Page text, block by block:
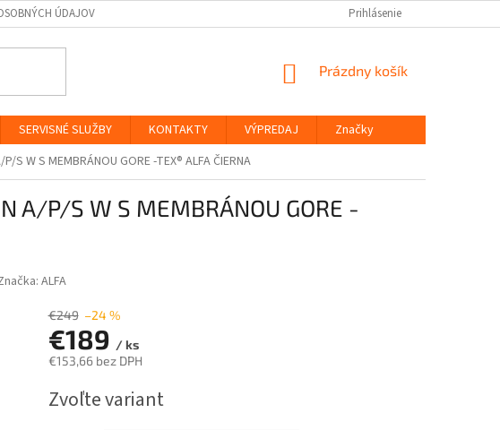
ÚDAJOV Prihlásenie
NÁKUPNÝ
Prázdny košík
SERVISNÉ SLUŽBY KONTAKTY VÝPREDAJ
Značky
S W S MEMBRÁNOU GORE -TEX® ALFA ČIERNA
A/P/S W S MEMBRÁNOU GORE -
ALFA
€249 –24 %
€189 / ks
€153,66 bez DPH
cena:
Zvoľte variant